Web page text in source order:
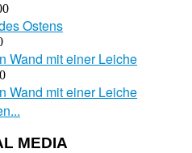
Ostens
Wand mit einer Leiche
Wand mit einer Leiche
MEDIA